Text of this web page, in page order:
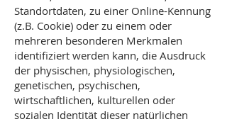
Standortdaten, zu einer Online-Kennung
(z.B. Cookie) oder zu einem oder
mehreren besonderen Merkmalen
identifiziert werden kann, die Ausdruck
der physischen, physiologischen,
genetischen, psychischen,
wirtschaftlichen, kulturellen oder
sozialen Identität dieser natürlichen